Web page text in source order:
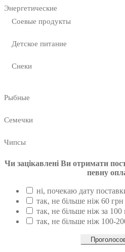
Энергетические
Соевые продукты
Детское питание
Снеки
Рыбные
Семечки
Чипсы
Чи зацікавлені Ви отримати
певну
ні, почекаю дату
так, не більше ніж 60 грн
так, не більше ніж за 100
так, не більше ніж 100-